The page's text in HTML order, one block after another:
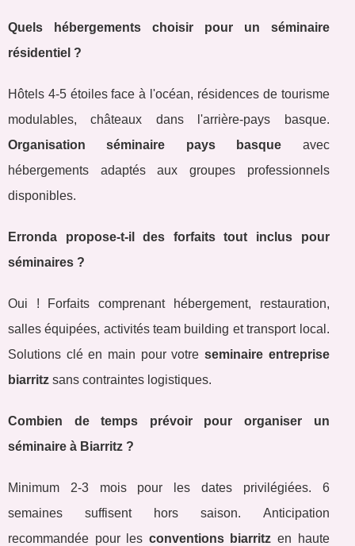
Quels hébergements choisir pour un séminaire
résidentiel ?
Hôtels 4-5 étoiles face à l'océan, résidences de tourisme
modulables, châteaux dans l'arrière-pays basque.
Organisation séminaire pays basque avec
hébergements adaptés aux groupes professionnels
disponibles.
Erronda propose-t-il des forfaits tout inclus pour
séminaires ?
Oui ! Forfaits comprenant hébergement, restauration,
salles équipées, activités team building et transport local.
Solutions clé en main pour votre seminaire entreprise
biarritz sans contraintes logistiques.
Combien de temps prévoir pour organiser un
séminaire à Biarritz ?
Minimum 2-3 mois pour les dates privilégiées. 6
semaines suffisent hors saison. Anticipation
recommandée pour les conventions biarritz en haute